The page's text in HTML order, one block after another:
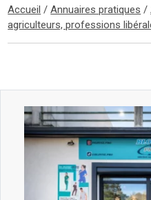
Accueil /Annuaires pratiques /
agriculteurs, professions